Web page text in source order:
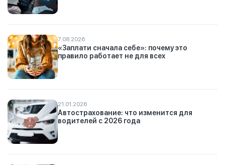
7.08.2026
«Заплати сначала себе»: почему это
правило работает не для всех
21.01.2026
Автострахование: что изменится для
водителей с 2026 года